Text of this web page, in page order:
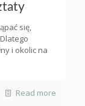
się,
i okolic na
Read more